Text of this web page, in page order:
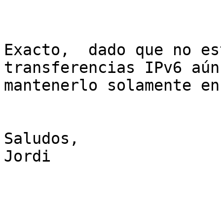
Exacto,  dado que no
transferencias IPv6
mantenerlo solamente
Saludos,
Jordi